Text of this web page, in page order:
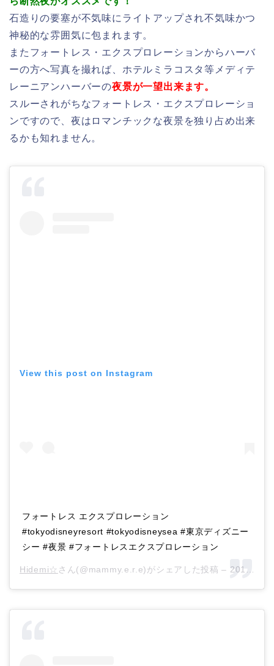
石造りの要塞が不気味にライトアップされ不気味かつ
神秘的な雰囲気に包まれます。
またフォートレス・エクスプロレーションからハーバ
ーの方へ写真を撮れば、ホテルミラコスタ等メディテ
レーニアンハーバーの夜景が一望出来ます。
スルーされがちなフォートレス・エクスプロレーショ
ンですので、夜はロマンチックな夜景を独り占め出来
るかも知れません。
View this post on Instagram
フォートレス エクスプロレーション
#tokyodisneyresort #tokyodisneysea #東京ディズニー
シー #夜景 #フォートレスエクスプロレーション
Hidemi☆ さん(@mammy.e.r.e)がシェアした投稿 – 2017年 1月月8日午前5時49分PST